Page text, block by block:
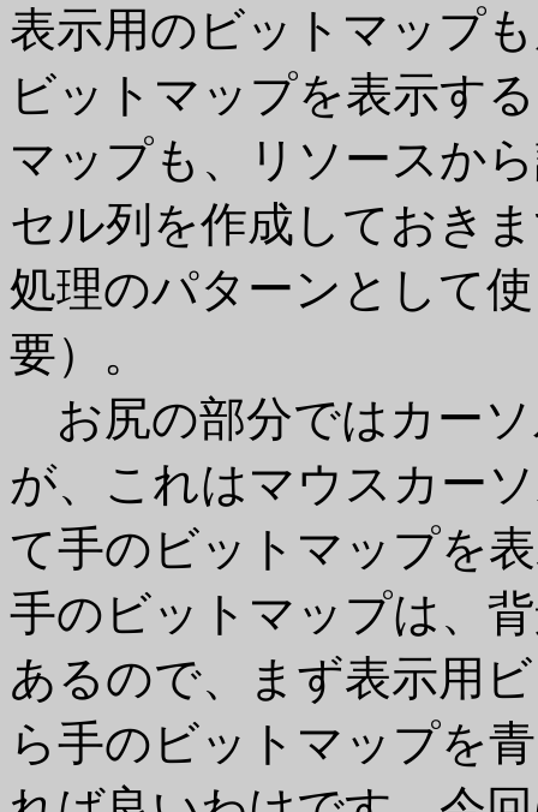
表示用のビットマップ
ビットマップを表示す
マップも、リソースか
セル列を作成しておき
処理のパターンとして
要）。
お尻の部分ではカー
が、これはマウスカー
て手のビットマップを
手のビットマップは、
あるので、まず表示用
ら手のビットマップを